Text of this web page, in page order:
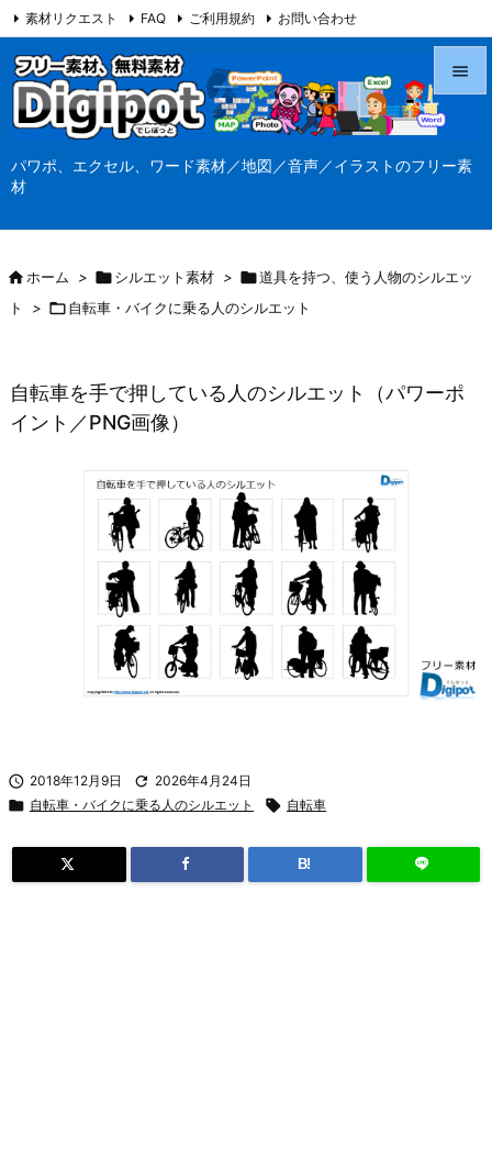
パワポ、エクセル、ワード素材／地図／音声／イラストのフリー素
材




素材リクエスト FAQ ご利用規約 お問い合わせ
当サイト（Digipot.net）について
ホーム > シルエット素材 > 道具を持つ、使う人物のシルエッ
ト
> 自転車・バイクに乗る人のシルエット
自転車を手で押している人のシルエット（パワーポ
イント／PNG画像）
 2018年12月9日  2026年4月24日
 自転車・バイクに乗る人のシルエット  自転車
B!